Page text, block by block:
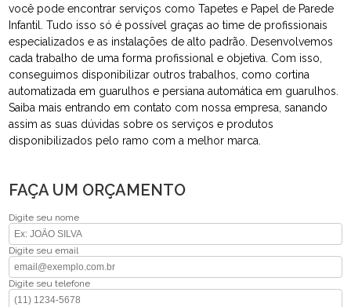
você pode encontrar serviços como Tapetes e Papel de Parede
Infantil. Tudo isso só é possível graças ao time de profissionais
especializados e as instalações de alto padrão. Desenvolvemos
cada trabalho de uma forma profissional e objetiva. Com isso,
conseguimos disponibilizar outros trabalhos, como cortina
automatizada em guarulhos e persiana automática em guarulhos.
Saiba mais entrando em contato com nossa empresa, sanando
assim as suas dúvidas sobre os serviços e produtos
disponibilizados pelo ramo com a melhor marca.
FAÇA UM ORÇAMENTO
Digite seu nome
Digite seu email
Digite seu telefone